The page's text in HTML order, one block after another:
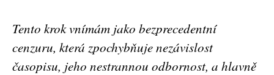
Tento krok vnímám jako bezprecedentní
cenzuru, která zpochybňuje nezávislost
časopisu, jeho nestrannou odbornost, a hlavně